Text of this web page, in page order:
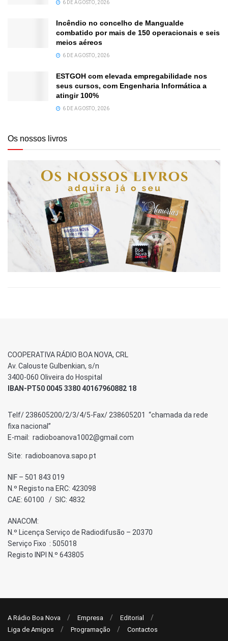
6 DE AGOSTO, 2026
Incêndio no concelho de Mangualde
combatido por mais de 150 operacionais e seis
meios aéreos
6 DE AGOSTO, 2026
ESTGOH com elevada empregabilidade nos
seus cursos, com Engenharia Informática a
atingir 100%
6 DE AGOSTO, 2026
Os nossos livros
COOPERATIVA RÁDIO BOA NOVA, CRL
Av. Calouste Gulbenkian, s/n
3400-060 Oliveira do Hospital
IBAN-PT50 0045 3380 40167960882 18
Telf/ 238605200/2/3/4/5-Fax/ 238605201 “chamada da rede
fixa nacional”
E-mail: radioboanova1002@gmail.com
Site: radioboanova.sapo.pt
NIF – 501 843 019
N.º Registo na ERC: 423098
CAE: 60100 / SIC: 4832
ANACOM:
N.º Licença Serviço de Radiodifusão – 20370
Serviço Fixo : 505018
Registo INPI N.º 643805
A Rádio Boa Nova Empresa
Editorial
Liga de Amigos
Programação Contactos